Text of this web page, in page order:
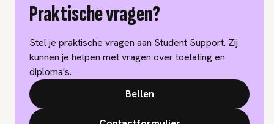
Praktische vragen?
Stel je praktische vragen aan Student Support. Zij
kunnen je helpen met vragen over toelating en
diploma's.
Bellen